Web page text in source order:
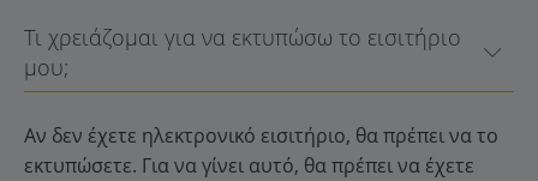
Τι χρειάζομαι για να εκτυπώσω το εισιτήριο
μου;
Αν δεν έχετε ηλεκτρονικό εισιτήριο, θα πρέπει να το
εκτυπώσετε. Για να γίνει αυτό, θα πρέπει να έχετε